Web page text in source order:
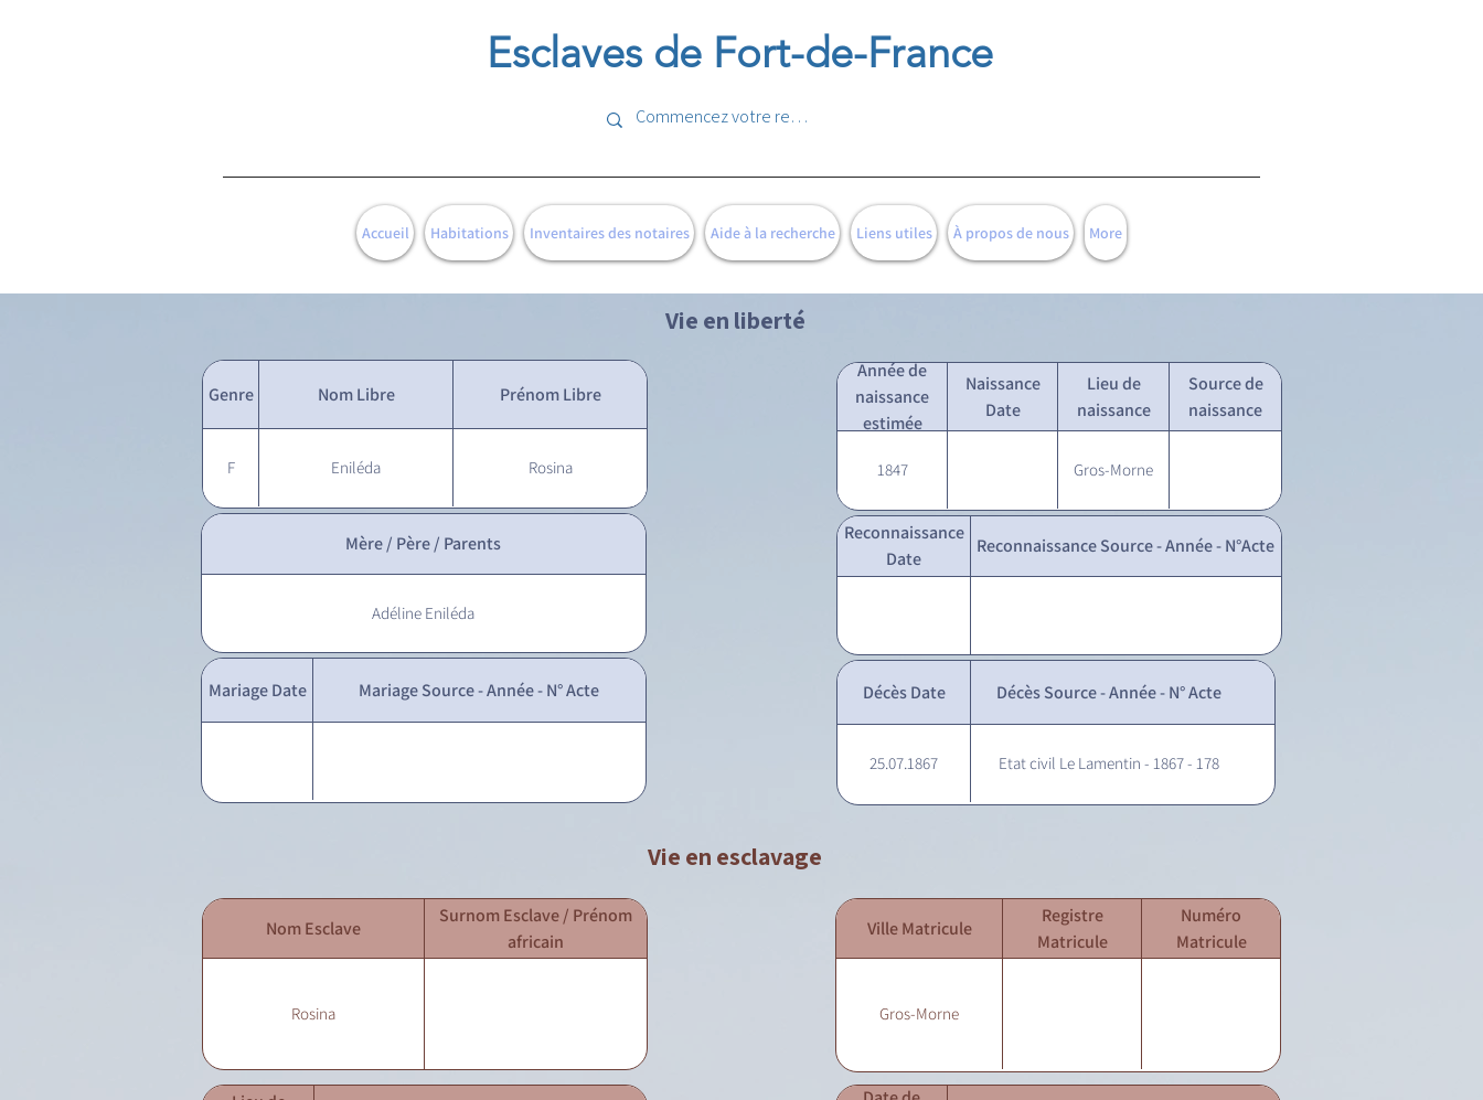
Esclaves de Fort-de-France
Accueil Habitations Inventaires des notaires Aide à la recherche Liens utiles À propos de nous More
Vie en liberté
Genre Nom Libre Prénom Libre
F Eniléda Rosina
Année de
naissance
estimée
Naissance
Date
Lieu de
naissance
Source de
naissance
1847 Gros-Morne
Mère / Père / Parents
Adéline Eniléda
Mariage Date Mariage Source - Année - N° Acte
Reconnaissance
Date
Reconnaissance Source - Année - N°Acte
Décès Date Décès Source - Année - N° Acte
25.07.1867 Etat civil Le Lamentin - 1867 - 178
Vie en esclavage
Nom Esclave
Surnom Esclave / Prénom
africain
Rosina
Ville Matricule
Registre
Matricule
Numéro
Matricule
Gros-Morne